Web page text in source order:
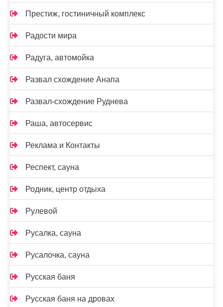
Престиж, гостиничный комплекс
Радости мира
Радуга, автомойка
Развал схождение Анапа
Развал-схождение Руднева
Раша, автосервис
Реклама и Контакты
Респект, сауна
Родник, центр отдыха
Рулевой
Русалка, сауна
Русалочка, сауна
Русская баня
Русская баня на дровах